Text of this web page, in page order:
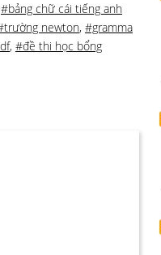
#bảng chữ cái tiếng anh
newton, #gramma
, #đề thi học bổng